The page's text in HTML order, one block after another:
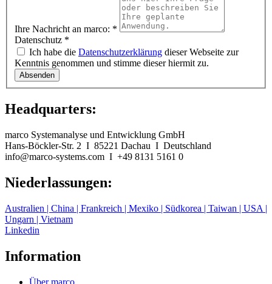
Ihre Nachricht an mar­co: *
Daten­schutz *
Ich habe die Daten­schutzerk­lärung dieser Web­seite zur
Ken­nt­nis genom­men und stimme dieser hier­mit zu.
Absenden
Headquarters:
marco Systemanalyse und Entwicklung GmbH
Hans-Böckler-Str. 2 I 85221 Dachau I Deutschland
info@marco-systems.com I +49 8131 5161 0
Niederlassungen:
Australien | China | Frankreich | Mexiko | Südkorea | Taiwan | USA |
Ungarn | Vietnam
Linkedin
Information
Über marco